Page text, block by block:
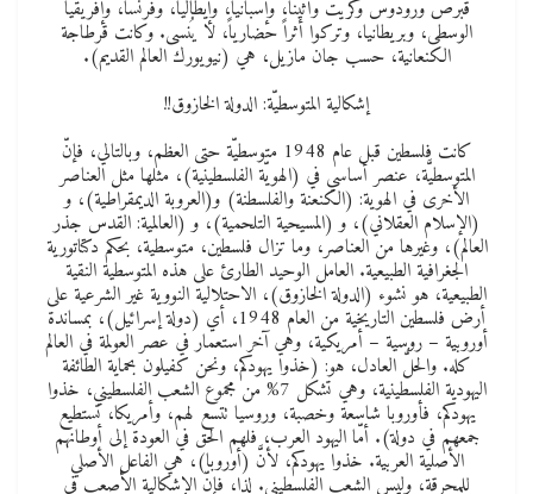
قبرص ورودوس وكريت وأثينا، وإسبانيا، وإيطاليا، وفرنسا، وإفريقيا
الوسطى، وبريطانيا، وتركوا أثراً حضارياً، لا يُنسى. وكانت قرطاجة
الكنعانية، حسب جان مازيل، هي (نيويورك العالم القديم).
إشكالية المتوسطيّة: الدولة الخازوق!!
كانت فلسطين قبل عام 1948 متوسطيّة حتى العظم، وبالتالي، فإنّ
المتوسطيَّة، عنصر أساسي في (الهويّة الفلسطينية)، مثلها مثل العناصر
الأخرى في الهوية: (الكنعنة والفلسطنة) و(العروبة الديمقراطية)، و
(الإسلام العقلاني)، و (المسيحية التلحمية)، و (العالمية: القدس جذر
العالم)، وغيرها من العناصر، وما تزال فلسطين، متوسطية، بحكم دكتاتورية
الجغرافية الطبيعية. العامل الوحيد الطارئ على هذه المتوسطية النقية
الطبيعية، هو نشوء (الدولة الخازوق)، الاحتلالية النووية غير الشرعية على
أرض فلسطين التاريخية من العام 1948، أي (دولة إسرائيل)، بمساندة
أوروبية – روسية – أمريكية، وهي آخر استعمار في عصر العولمة في العالم
كله. والحلُّ العادل، هو: (خذوا يهودكم، ونحن كفيلون بحماية الطائفة
اليهودية الفلسطينية، وهي تشكل 7% من مجموع الشعب الفلسطيني، خذوا
يهودكم، فأوروبا شاسعة وخصبة، وروسيا تتسع لهم، وأمريكا، تستطيع
جمعهم في دولة). أمّا اليهود العرب، فلهم الحق في العودة إلى أوطانهم
الأصلية العربية. خذوا يهودكم، لأنَّ (أوروبا)، هي الفاعل الأصلي
للمحرقة، وليس الشعب الفلسطيني. لذا، فإنّ الإشكالية الأصعب في